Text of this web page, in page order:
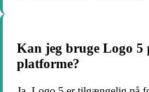
Kan jeg bruge Logo 5
platforme?